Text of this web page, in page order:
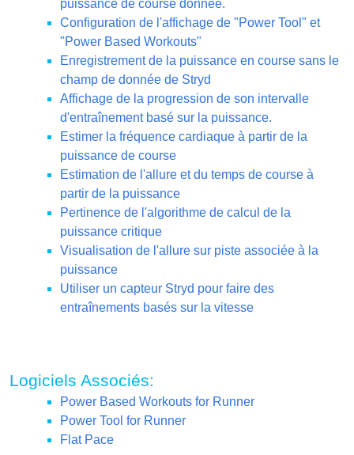
puissance de course donnée.
Configuration de l'affichage de "Power Tool" et
"Power Based Workouts"
Enregistrement de la puissance en course sans le
champ de donnée de Stryd
Affichage de la progression de son intervalle
d'entraînement basé sur la puissance.
Estimer la fréquence cardiaque à partir de la
puissance de course
Estimation de l'allure et du temps de course à
partir de la puissance
Pertinence de l'algorithme de calcul de la
puissance critique
Visualisation de l'allure sur piste associée à la
puissance
Utiliser un capteur Stryd pour faire des
entraînements basés sur la vitesse
Logiciels Associés:
Power Based Workouts for Runner
Power Tool for Runner
Flat Pace